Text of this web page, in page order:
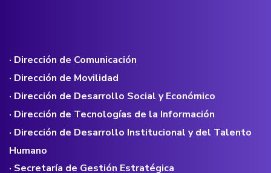
· Dirección de Comunicación
· Dirección de Movilidad
· Dirección de Desarrollo Social y Económico
· Dirección de Tecnologías de la Información
· Dirección de Desarrollo Institucional y del Talento
Humano
· Secretaría de Gestión Estratégica